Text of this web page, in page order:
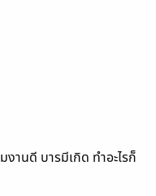
านดี บารมีเกิด ทำอะไรก็